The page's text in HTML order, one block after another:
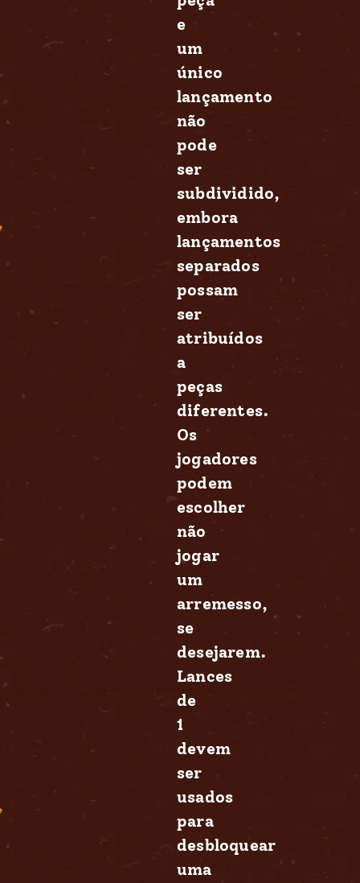
e
um
único
lançamento
não
pode
ser
subdividido,
embora
lançamentos
separados
possam
ser
atribuídos
a
peças
diferentes.
Os
jogadores
podem
escolher
não
jogar
um
arremesso,
se
desejarem.
Lances
de
1
devem
ser
usados
para
desbloquear
uma